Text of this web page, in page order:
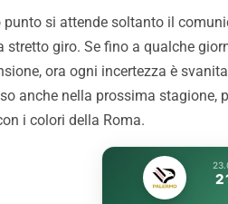
punto si attende soltanto il
stretto giro. Se fino a qualche
ora ogni incertezza è
anche nella prossima stagione,
i colori della Roma.
contratto,